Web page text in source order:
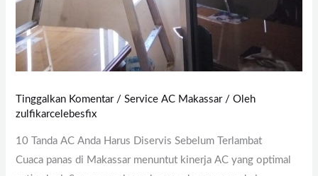
Tinggalkan Komentar /Service AC Makassar/ Oleh
zulfikarcelebesfix
10 Tanda AC Anda Harus Diservis Sebelum Terlambat
Cuaca panas di Makassar menuntut kinerja AC yang optimal